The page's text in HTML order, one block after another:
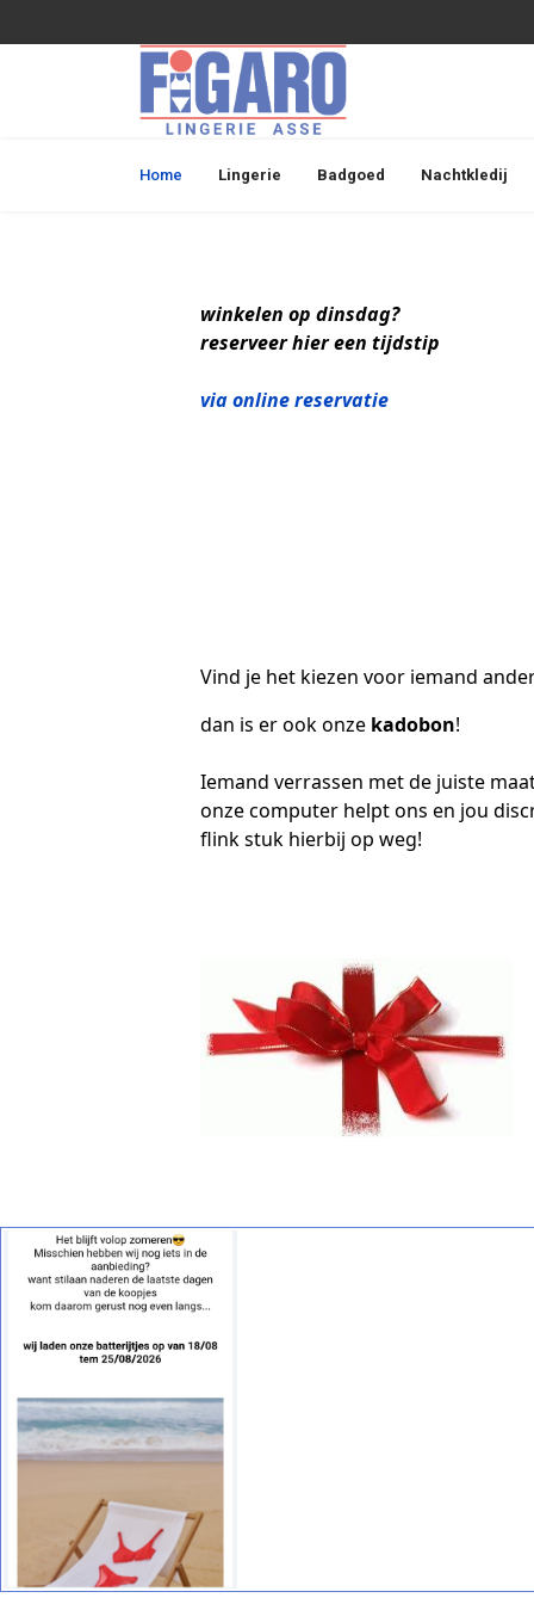
Home Lingerie Badgoed Nachtkledij
winkelen op dinsdag?
reserveer hier een tijdstip
via online reservatie
Vind je het kiezen voor iemand
dan is er ook onze kadobon!
Iemand verrassen met de juiste
onze computer helpt ons en jou
flink stuk hierbij op weg!